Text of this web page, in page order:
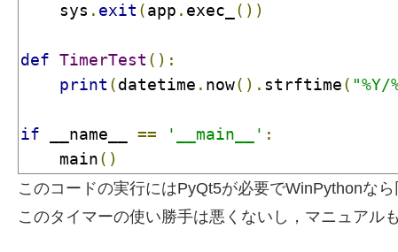
sys . exit (app . exec_ ())
def TimerTest ():
print (datetime . now(). strftime( "%Y/
if __name__ == '__main__' :
main()
このコードの実行にはPyQt5が必要でWinPythonな
このタイマーの使い勝手は悪くないし，マニュアル